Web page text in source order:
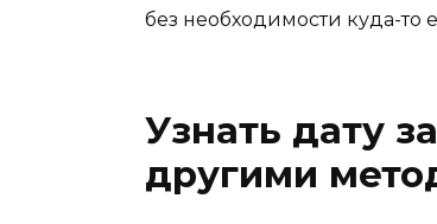
без необходимости куда-то
Узнать дату
другими